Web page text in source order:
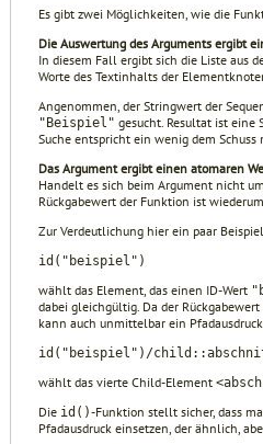
Es gibt zwei Möglichkeiten, wie die
Die Auswertung des Arguments ergibt
In diesem Fall ergibt sich die Liste aus
Worte des Textinhalts der
Angenommen, der Stringwert der
"Beispiel" gesucht. Resultat ist
Suche entspricht ein wenig dem
Das Argument ergibt einen atomaren
Handelt es sich beim Argument nicht
Rückgabewert der Funktion ist
Zur Verdeutlichung hier ein paar
id("beispiel")
wählt das Element, das einen ID-Wert
dabei gleichgültig. Da der
kann auch unmittelbar ein
id("beispiel")/
wählt das vierte Child-Element
Die id()-Funktion stellt sicher, dass
Pfadausdruck ein­setzen, der ähnlich,